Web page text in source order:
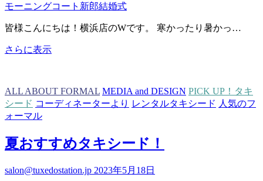
ま
👔
モーニングコート 新郎結婚式
皆様こんにちは！横浜店のWです。 寒かったり暑かっ…
さらに表示パ
ィ・
プ
ロ
に
も！
ALL ABOUT FORMAL MEDIA and DESIGN PICK UP！タキ
シード コーディネーターより レンタルタキシード 人気のフ
ォーマル
夏おすすめタキシード！
salon@tuxedostation.jp 2023年5月18日